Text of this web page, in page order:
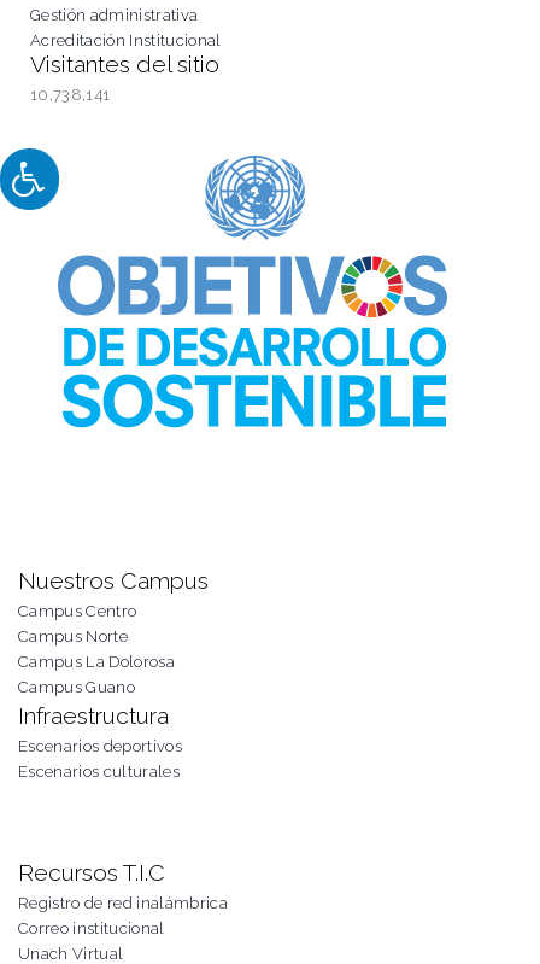
Gestión administrativa
Acreditación Institucional
Visitantes del sitio
10,738,141
Nuestros Campus
Campus Centro
Campus Norte
Campus La Dolorosa
Campus Guano
Infraestructura
Escenarios deportivos
Escenarios culturales
Recursos T.I.C
Registro de red inalámbrica
Correo institucional
Unach Virtual